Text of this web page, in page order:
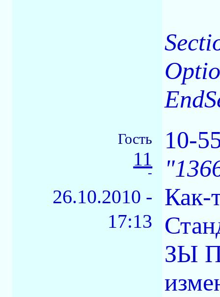
Гость
11
-
26.10.2010 -
17:13
10-
Как-
ЗЫ